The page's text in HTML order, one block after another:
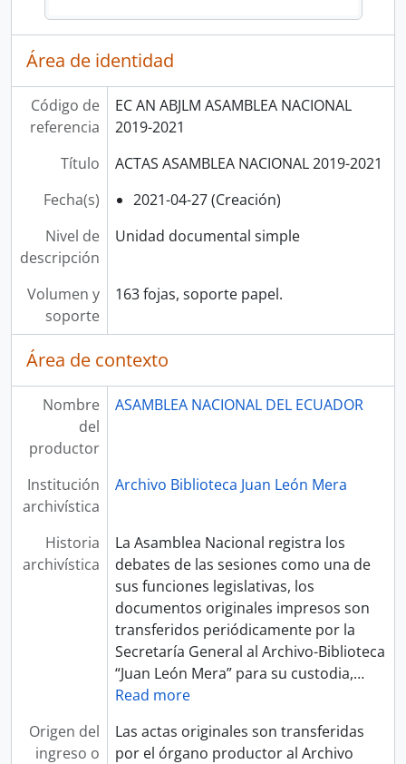
Área de identidad
Código de
referencia
EC AN ABJLM ASAMBLEA NACIONAL
2019-2021
Título
ACTAS ASAMBLEA NACIONAL 2019-2021
Fecha(s)
2021-04-27 (Creación)
Nivel de
descripción
Unidad documental simple
Volumen y
soporte
163 fojas, soporte papel.
Área de contexto
Nombre
del
productor
ASAMBLEA NACIONAL DEL ECUADOR
Institución
archivística
Archivo Biblioteca Juan León Mera
Historia
archivística
La Asamblea Nacional registra los
debates de las sesiones como una de
sus funciones legislativas, los
documentos originales impresos son
transferidos periódicamente por la
Secretaría General al Archivo-Biblioteca
“Juan León Mera” para su custodia,…
Read more
Origen del
ingreso o
Las actas originales son transferidas
por el órgano productor al Archivo